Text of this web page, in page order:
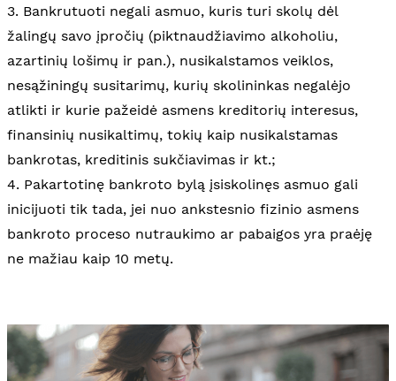
3. Bankrutuoti negali asmuo, kuris turi skolų dėl
žalingų savo įpročių (piktnaudžiavimo alkoholiu,
azartinių lošimų ir pan.), nusikalstamos veiklos,
nesąžiningų susitarimų, kurių skolininkas negalėjo
atlikti ir kurie pažeidė asmens kreditorių interesus,
finansinių nusikaltimų, tokių kaip nusikalstamas
bankrotas, kreditinis sukčiavimas ir kt.;
4. Pakartotinę bankroto bylą įsiskolinęs asmuo gali
inicijuoti tik tada, jei nuo ankstesnio fizinio asmens
bankroto proceso nutraukimo ar pabaigos yra praėję
ne mažiau kaip 10 metų.